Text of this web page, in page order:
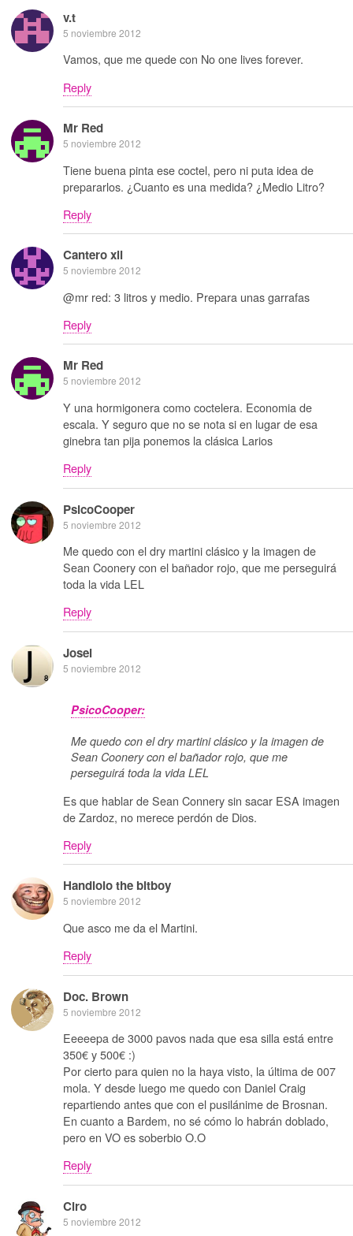
v.t
5 noviembre 2012
Vamos, que me quede con No one lives forever.
Reply
Mr Red
5 noviembre 2012
Tiene buena pinta ese coctel, pero ni puta idea de
prepararlos. ¿Cuanto es una medida? ¿Medio Litro?
Reply
Cantero xii
5 noviembre 2012
@mr red: 3 litros y medio. Prepara unas garrafas
Reply
Mr Red
5 noviembre 2012
Y una hormigonera como coctelera. Economia de
escala. Y seguro que no se nota si en lugar de esa
ginebra tan pija ponemos la clásica Larios
Reply
PsicoCooper
5 noviembre 2012
Me quedo con el dry martini clásico y la imagen de
Sean Coonery con el bañador rojo, que me perseguirá
toda la vida LEL
Reply
Josei
5 noviembre 2012
PsicoCooper:
Me quedo con el dry martini clásico y la imagen de
Sean Coonery con el bañador rojo, que me
perseguirá toda la vida LEL
Es que hablar de Sean Connery sin sacar ESA imagen
de Zardoz, no merece perdón de Dios.
Reply
Handlolo the bitboy
5 noviembre 2012
Que asco me da el Martini.
Reply
Doc. Brown
5 noviembre 2012
Eeeeepa de 3000 pavos nada que esa silla está entre
350€ y 500€ :)
Por cierto para quien no la haya visto, la última de 007
mola. Y desde luego me quedo con Daniel Craig
repartiendo antes que con el pusilánime de Brosnan.
En cuanto a Bardem, no sé cómo lo habrán doblado,
pero en VO es soberbio O.O
Reply
Ciro
5 noviembre 2012